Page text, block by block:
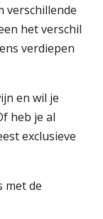
verschillende
het verschil
verdiepen
en wil je
heb je al
exclusieve
met de